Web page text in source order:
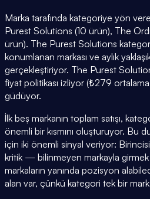
Marka tarafında kategoriye yön
Purest Solutions (10 ürün), The
ürün). The Purest Solutions
konumlanan markası ve aylık
gerçekleştiriyor. The Purest
fiyat politikası izliyor (₺279
güdüyor.
İlk beş markanın toplam satışı,
önemli bir kısmını oluşturuyor. Bu
için iki önemli sinyal veriyor:
kritik — bilinmeyen markayla
markaların yanında pozisyon
alan var, çünkü kategori tek bir